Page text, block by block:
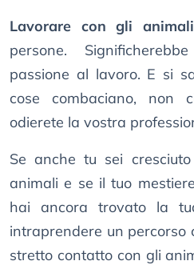
Lavorare con gli animali
persone.
passione al lavoro. E si
cose combaciano,
odierete la vostra
Se anche tu sei
animali e se il tuo
hai ancora trovato la
intraprendere un percorso
stretto contatto con gli